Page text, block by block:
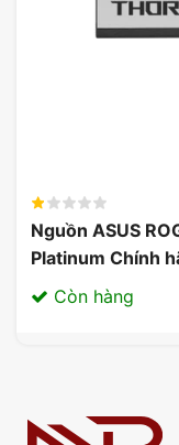
Nguồn ASUS
Platinum Chính
Còn hàng